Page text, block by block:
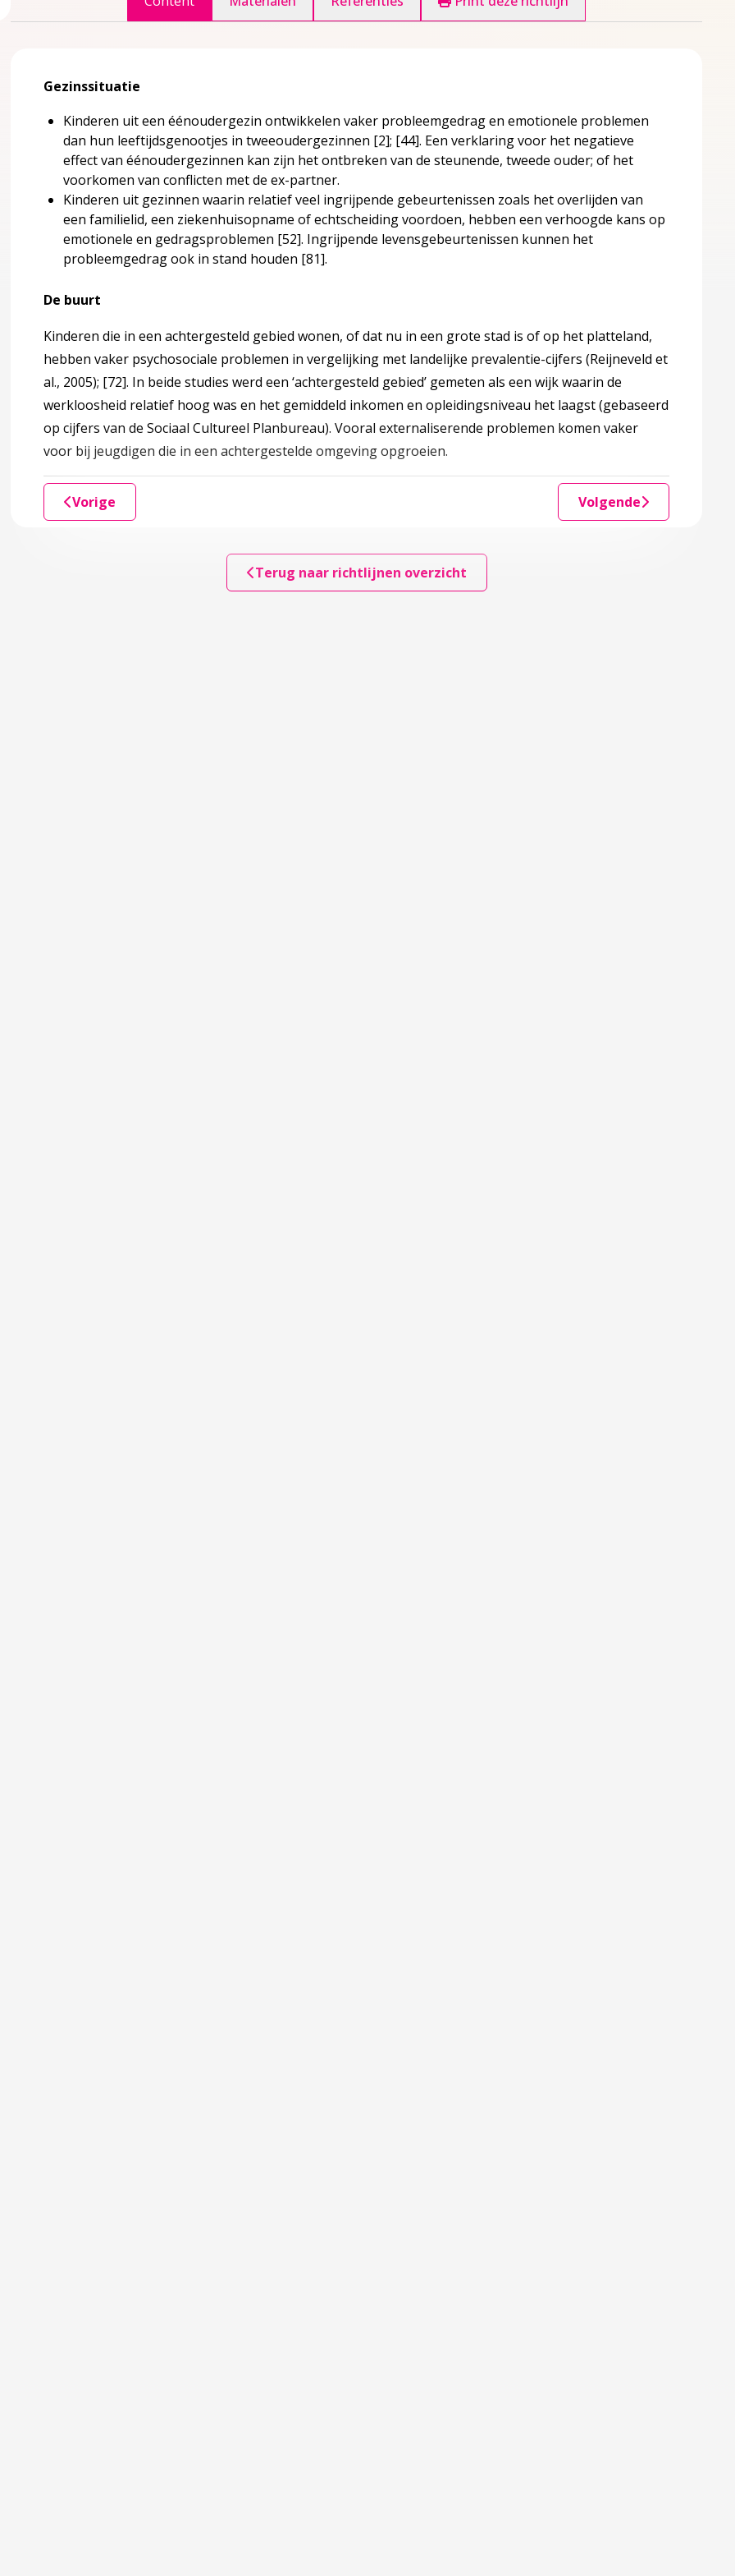
over 2 Definities en achtergrondinformatie
over 2 Definities en achtergrondinformatie
problemen
ontwikkeling van kinderen
problemen
problemen
factoren
over 3 Risicofactoren en beschermende factoren
kind
ouder
ouder-kind interactie
microniveau: kind
microniveau: ouder-kind interactie
meso-niveau
factoren en sterkte van de verbanden
en beschermende factoren
over 4 Signalering van psychosociale problemen
in te vullen
periode
0-4 jarigen
5-12 jarigen
12-18 jarigen
ouderversie naast afname van de SDQ kindversie
te gebruiken?
over 5 Preventie
problemen
problemen
over 6 Behandelen en begeleiden: Advisering en interventies bij psychosociale problemen
problemen
en ouders
scholen bij de uitvoering van passend onderwijs
omgeving van ouders en jeugdigen
problemen
bij psychosociale problemen
over 7 Samenwerking
en jeugdigen
Gezinssituatie
Kinderen uit een éénoudergezin ontwikkelen vaker probleemgedrag en emotionele problemen
dan hun leeftijdsgenootjes in tweeoudergezinnen [2]; [44]. Een verklaring voor het negatieve
effect van éénoudergezinnen kan zijn het ontbreken van de steunende, tweede ouder; of het
voorkomen van conflicten met de ex-partner.
Kinderen uit gezinnen waarin relatief veel ingrijpende gebeurtenissen zoals het overlijden van
een familielid, een ziekenhuisopname of echtscheiding voordoen, hebben een verhoogde kans op
emotionele en gedragsproblemen [52]. Ingrijpende levensgebeurtenissen kunnen het
probleemgedrag ook in stand houden [81].
De buurt
Kinderen die in een achtergesteld gebied wonen, of dat nu in een grote stad is of op het platteland,
hebben vaker psychosociale problemen in vergelijking met landelijke prevalentie-cijfers (Reijneveld et
al., 2005); [72]. In beide studies werd een ‘achtergesteld gebied’ gemeten als een wijk waarin de
werkloosheid relatief hoog was en het gemiddeld inkomen en opleidingsniveau het laagst (gebaseerd
op cijfers van de Sociaal Cultureel Planbureau). Vooral externaliserende problemen komen vaker
voor bij jeugdigen die in een achtergestelde omgeving opgroeien.
Vorige Volgende
Terug naar richtlijnen overzicht